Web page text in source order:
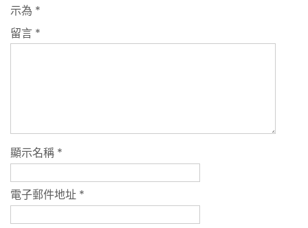
示為 *
留言 *
顯示名稱 *
電子郵件地址 *